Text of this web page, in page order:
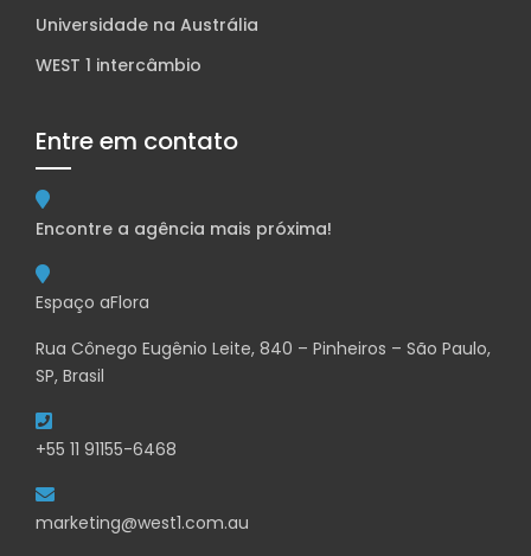
Universidade na Austrália
WEST 1 intercâmbio
Entre em contato
Encontre a agência mais próxima!
Espaço aFlora
Rua Cônego Eugênio Leite, 840 – Pinheiros – São Paulo,
SP, Brasil
+55 11 91155-6468
marketing@west1.com.au